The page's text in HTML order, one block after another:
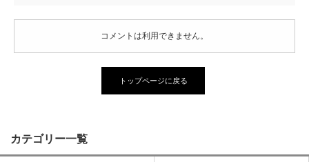
コメントは利用できません。
トップページに戻る
カテゴリー一覧